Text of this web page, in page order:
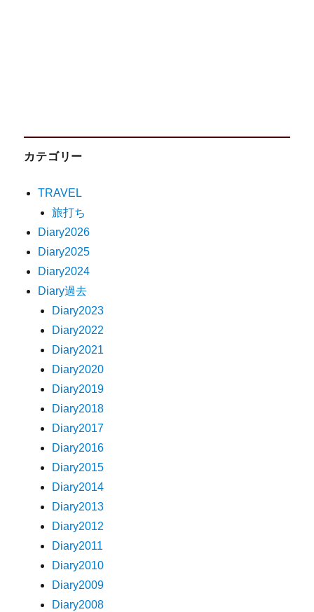
カテゴリー
TRAVEL
旅打ち
Diary2026
Diary2025
Diary2024
Diary過去
Diary2023
Diary2022
Diary2021
Diary2020
Diary2019
Diary2018
Diary2017
Diary2016
Diary2015
Diary2014
Diary2013
Diary2012
Diary2011
Diary2010
Diary2009
Diary2008